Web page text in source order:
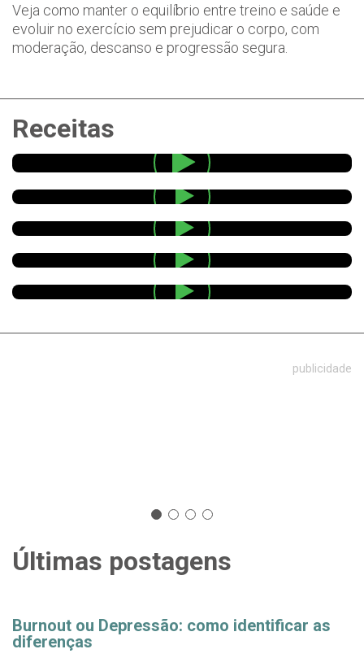
Veja como manter o equilíbrio entre treino e saúde e
evoluir no exercício sem prejudicar o corpo, com
moderação, descanso e progressão segura.
Receitas
publicidade
Últimas postagens
Burnout ou Depressão: como identificar as
diferenças